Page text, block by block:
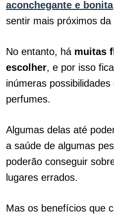
aconchegante e bonita
sentir mais próximos da
No entanto, há muitas
escolher, e por isso
inúmeras
perfumes.
Algumas delas até
a saúde de algumas
poderão conseguir
lugares errados.
Mas os benefícios que